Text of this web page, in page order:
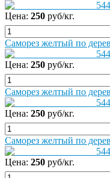
Цена: 250 руб/кг.
Саморез желтый по
Цена: 250 руб/кг.
Саморез желтый по
Цена: 250 руб/кг.
Саморез желтый по
Цена: 250 руб/кг.